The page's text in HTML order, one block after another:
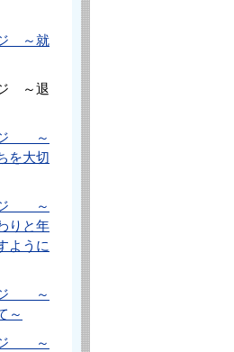
～就
～退
ジ ～
を大切
ジ ～
りと年
ように
ジ ～
～
ジ ～